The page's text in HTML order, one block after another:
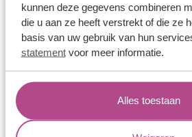
kunnen deze gegevens combineren
die u aan ze heeft verstrekt of die ze
basis van uw gebruik van hun
statementvoor meer informatie.
Alles toestaan
Historie
Certificaten
Blogs
Jouw voordelen
Conflictvrije Materialen
Oneindig veel mogelijkheden